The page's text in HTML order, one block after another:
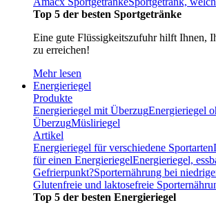
Top 5 der besten Sportgetränke
Eine gute Flüssigkeitszufuhr hilft Ihnen,
zu erreichen!
Mehr lesen
Energieriegel
Produkte
Energieriegel mit ÜberzugEnergieriegel
ÜberzugMüsliriegel
Artikel
Energieriegel für verschiedene Sportarten
für einen EnergieriegelEnergieriegel,
Gefrierpunkt?Sporternährung bei
Glutenfreie und laktosefreie
Top 5 der besten Energieriegel